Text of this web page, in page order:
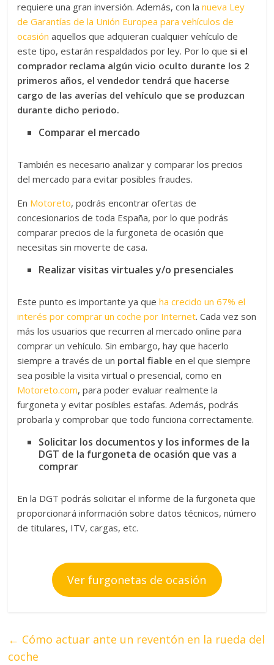
requiere una gran inversión. Además, con lanueva Ley
de Garantías de la Unión Europea para vehículos de
ocasión aquellos que adquieran cualquier vehículo de
este tipo, estarán respaldados por ley. Por lo que si el
comprador reclama algún vicio oculto durante los 2
primeros años, el vendedor tendrá que hacerse
cargo de las averías del vehículo que se produzcan
durante dicho periodo.
Comparar el mercado
También es necesario analizar y comparar los precios
del mercado para evitar posibles fraudes.
En Motoreto, podrás encontrar ofertas de
concesionarios de toda España, por lo que podrás
comparar precios de la furgoneta de ocasión que
necesitas sin moverte de casa.
Realizar visitas virtuales y/o presenciales
Este punto es importante ya queha crecido un 67% el
interés por comprar un coche por Internet. Cada vez son
más los usuarios que recurren al mercado online para
comprar un vehículo. Sin embargo, hay que hacerlo
siempre a través de un portal fiable en el que siempre
sea posible la visita virtual o presencial, como en
Motoreto.com, para poder evaluar realmente la
furgoneta y evitar posibles estafas. Además, podrás
probarla y comprobar que todo funciona correctamente.
Solicitar los documentos y los informes de la
DGT de la furgoneta de ocasión que vas a
comprar
En la DGT podrás solicitar el informe de la furgoneta que
proporcionará información sobre datos técnicos, número
de titulares, ITV, cargas, etc.
Ver furgonetas de ocasión
← Cómo actuar ante un reventón en la rueda del
coche